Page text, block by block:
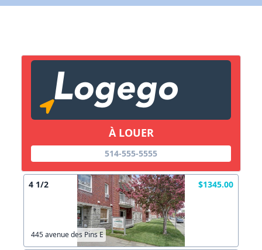
À LOUER
514-555-5555
4 1/2 $1345.00
445 avenue des Pins E
Lien vers inscription (sera inclus dans courriel)
Copier lien
X Fermer Envoyez